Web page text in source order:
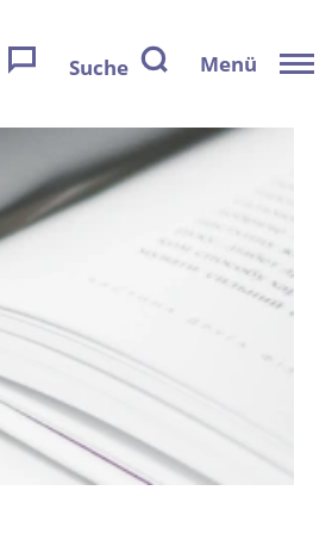
Suche Menü